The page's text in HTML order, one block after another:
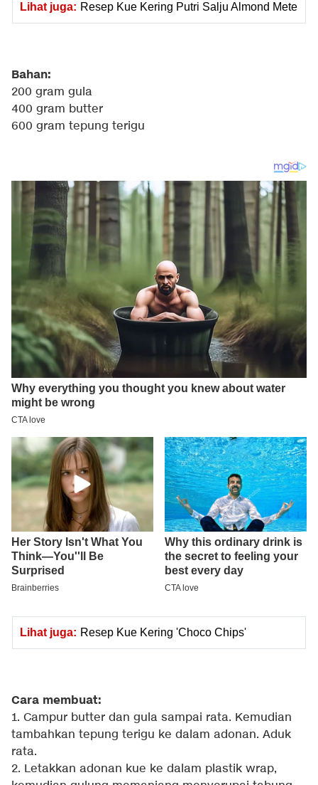
Lihat juga: Resep Kue Kering Putri Salju Almond Mete
Bahan:
200 gram gula
400 gram butter
600 gram tepung terigu
Lihat juga: Resep Kue Kering 'Choco Chips'
Cara membuat:
1. Campur butter dan gula sampai rata. Kemudian
tambahkan tepung terigu ke dalam adonan. Aduk
rata.
2. Letakkan adonan kue ke dalam plastik wrap,